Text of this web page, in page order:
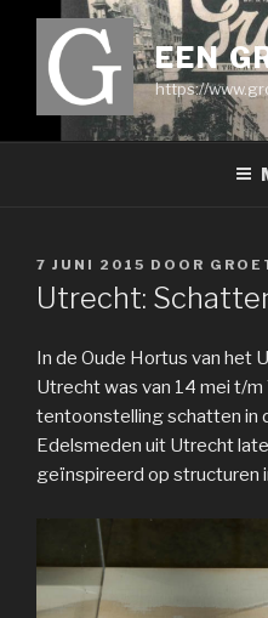
EEN
https://
GEPLAATST
OP
7 JUNI 2015 DOOR
Utrecht:
In de Oude Hortus van het
Utrecht was van 14 mei t/m
tentoonstelling schatten in
Edelsmeden uit Utrecht
geïnspireerd op structuren